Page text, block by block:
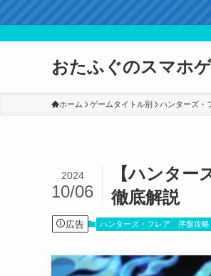
おたふぐのスマホ
ホーム ゲームタイトル別 ハンターズ・
【ハンタ
徹底解説
2024
10/06
広告 ハンターズ・フレア 序盤攻略